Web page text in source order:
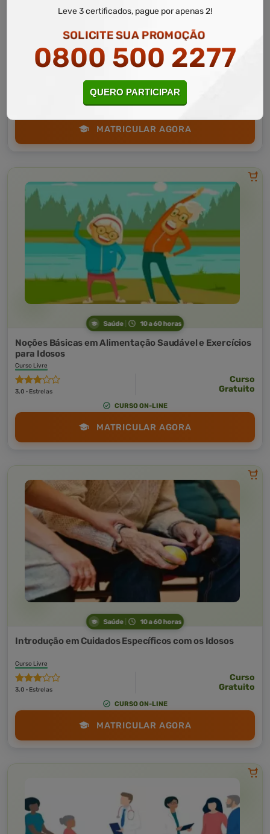
Noções Básicas da Promoção da Saúde Mental do Idoso
na Atenção Básica
Curso Livre
CURSO ON-LINE
MATRICULAR AGORA
Saúde 10 a 60 horas
Noções Básicas em Alimentação Saudável e Exercícios
para Idosos
Curso Livre
3,0 · Estrelas
Curso
Gratuito
CURSO ON-LINE
MATRICULAR AGORA
Saúde 10 a 60 horas
Introdução em Cuidados Específicos com os Idosos
Curso Livre
3,0 · Estrelas
Curso
Gratuito
CURSO ON-LINE
MATRICULAR AGORA
Leve 3 certificados, pague por apenas 2!
SOLICITE SUA PROMOÇÃO
0800 500 2277
QUERO PARTICIPAR